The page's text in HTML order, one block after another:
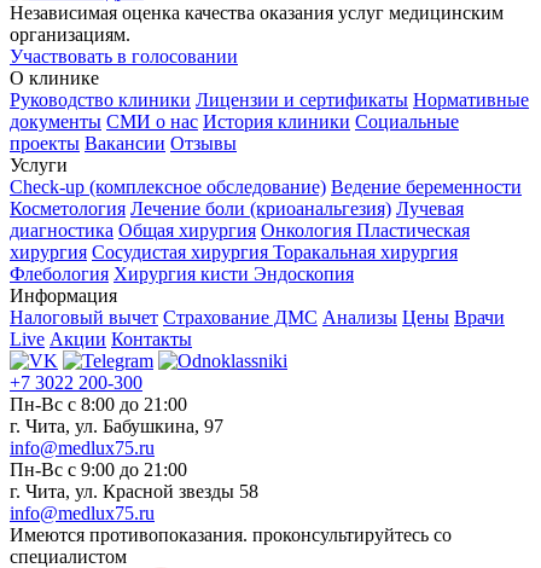
Независимая оценка качества оказания услуг медицинским
организациям.
Участвовать в голосовании
О клинике
Руководство клиники Лицензии и сертификаты Нормативные
документы СМИ о нас История клиники Социальные
проекты Вакансии Отзывы
Услуги
Check-up (комплексное обследование) Ведение беременности
Косметология Лечение боли (криоанальгезия) Лучевая
диагностика Общая хирургия Онкология Пластическая
хирургия Сосудистая хирургия Торакальная хирургия
Флебология Хирургия кисти Эндоскопия
Информация
Налоговый вычет Страхование ДМС Анализы Цены Врачи
Live Акции Контакты
+7 3022 200-300
Пн-Вс с 8:00 до 21:00
г. Чита, ул. Бабушкина, 97
info@medlux75.ru
Пн-Вс с 9:00 до 21:00
г. Чита, ул. Красной звезды 58
info@medlux75.ru
Имеются противопоказания. проконсультируйтесь со
специалистом